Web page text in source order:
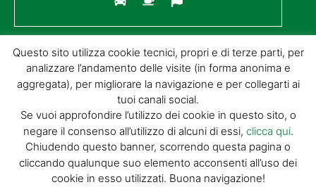
© GIORGIO TESI EDITRICE S.R.L. | P.IVA
01732650476 | VIA DI BADIA 14 – 51100 LOC.
BOTTEGONE (PISTOIA) |POWERED BY
ALLYMIND
Questo sito utilizza cookie tecnici, propri e di terze parti, per
analizzare l’andamento delle visite (in forma anonima e
aggregata), per migliorare la navigazione e per collegarti ai
tuoi canali social.
Se vuoi approfondire l’utilizzo dei cookie in questo sito, o
negare il consenso all’utilizzo di alcuni di essi, clicca qui.
Chiudendo questo banner, scorrendo questa pagina o
cliccando qualunque suo elemento acconsenti all’uso dei
cookie in esso utilizzati. Buona navigazione!